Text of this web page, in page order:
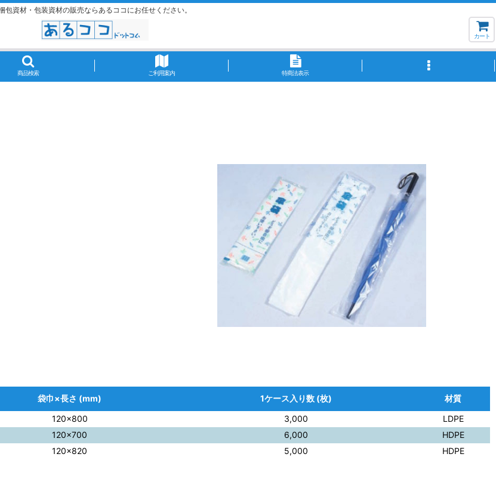
包資材・包装資材の販売ならあるココにお任せください。
カート
商品検索 ご利用案内 特商法表示
袋巾×長さ (mm) 1ケース入り数 (枚)
材質
120×800 3,000
LDPE
120×700 6,000
HDPE
120×820 5,000 HDPE